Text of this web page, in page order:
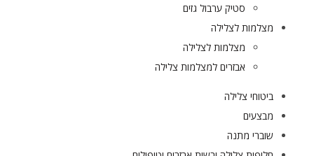
סטיק ערבול גזים
מצלמות לצלילה
מצלמות לצלילה
אבזרים למצלמות צלילה
ביטוחי צלילה
מבצעים
שוברי מתנה